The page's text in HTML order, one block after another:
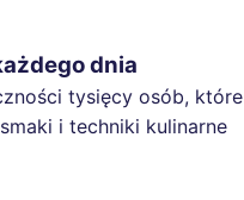
dnia
tysięcy osób, które
i techniki kulinarne